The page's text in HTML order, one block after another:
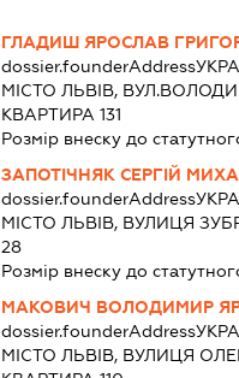
ГЛАДИШ ЯРОСЛАВ
dossier.founderAddress
МІСТО ЛЬВІВ,
КВАРТИРА 131
Розмір внеску до
ЗАПОТІЧНЯК СЕРГІЙ
dossier.founderAddress
МІСТО ЛЬВІВ, ВУЛИЦЯ
28
Розмір внеску до
МАКОВИЧ ВОЛОДИМИР
dossier.founderAddress
МІСТО ЛЬВІВ, ВУЛИЦЯ